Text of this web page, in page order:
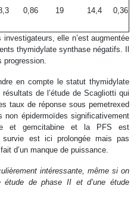
0,86 19 14,4 0,36
elle n’est augmentée
thymidylate synthase négatifs. Il
progression.
en compte le statut thymidylate
de l’étude de Scagliotti qui
taux de réponse sous pemetrexed
épidermoïdes significativement
et gemcitabine et la PFS est
est ici prolongée mais pas
d’un manque de puissance.
intéressante, même si on
étude de phase II et d’une étude